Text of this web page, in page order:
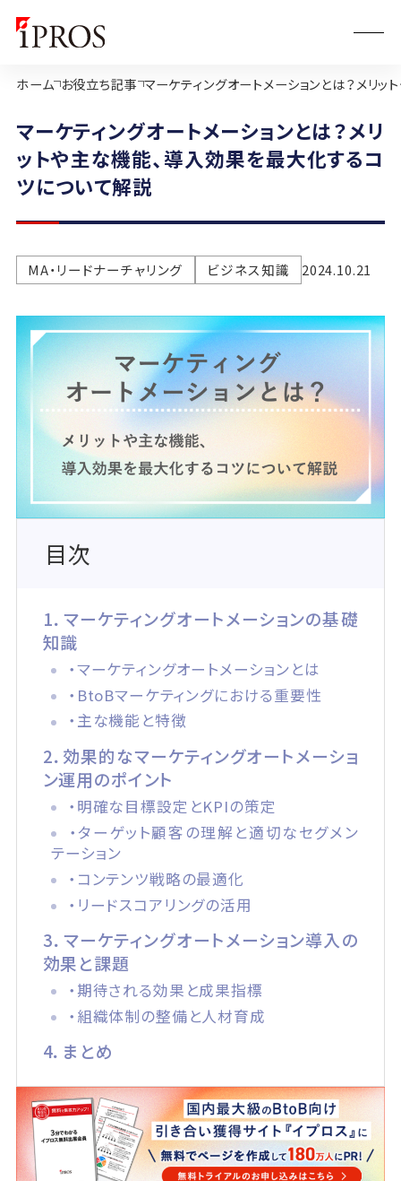
ホーム お役立ち記事 マーケティングオートメーションとは？メリ
マーケティングオートメーションとは？メリ
ットや主な機能、導入効果を最大化するコ
ツについて解説
MA・リードナーチャリング ビジネス知識 2024.10.21
目次
1．マーケティングオートメーションの基礎
知識
・マーケティングオートメーションとは
・BtoBマーケティングにおける重要性
・主な機能と特徴
2．効果的なマーケティングオートメーショ
ン運用のポイント
・明確な目標設定とKPIの策定
・ターゲット顧客の理解と適切なセグメン
テーション
・コンテンツ戦略の最適化
・リードスコアリングの活用
3．マーケティングオートメーション導入の
効果と課題
・期待される効果と成果指標
・組織体制の整備と人材育成
4．まとめ